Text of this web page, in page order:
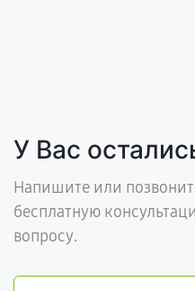
У Вас
Напишите или
бесплатную
вопросу.